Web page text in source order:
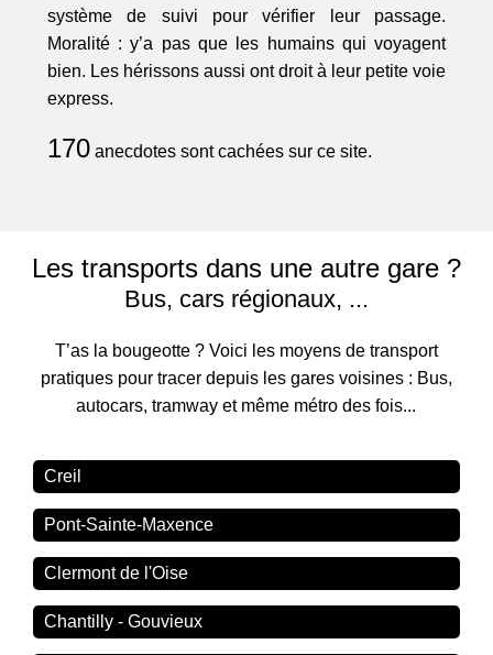
système de suivi pour vérifier leur passage.
Moralité : y’a pas que les humains qui voyagent
bien. Les hérissons aussi ont droit à leur petite voie
express.
170anecdotes sont cachées sur ce site.
Les transports dans une autre gare ?
Bus, cars régionaux, ...
T’as la bougeotte ? Voici les moyens de transport
pratiques pour tracer depuis les gares voisines : Bus,
autocars, tramway et même métro des fois...
Creil
Pont-Sainte-Maxence
Clermont de l'Oise
Chantilly - Gouvieux